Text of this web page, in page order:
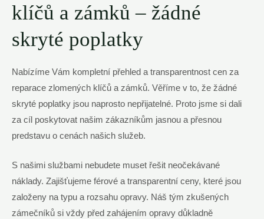
klíčů a zámků – žádné
skryté poplatky
Nabízíme Vám kompletní přehled a transparentnost cen za
reparace zlomených klíčů a zámků. Věříme v to, že žádné
skryté poplatky jsou naprosto nepřijatelné. Proto jsme si dali
za cíl poskytovat našim zákazníkům jasnou a přesnou
predstavu o cenách našich služeb.
S našimi službami nebudete muset řešit neočekávané
náklady. Zajišťujeme férové a transparentní ceny, které jsou
založeny na typu a rozsahu opravy. Náš tým zkušených
zámečníků si vždy před zahájením opravy důkladně